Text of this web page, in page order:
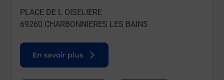
PLACE DE L OISELIERE
69260 CHARBONNIERES LES BAINS
En savoir plus